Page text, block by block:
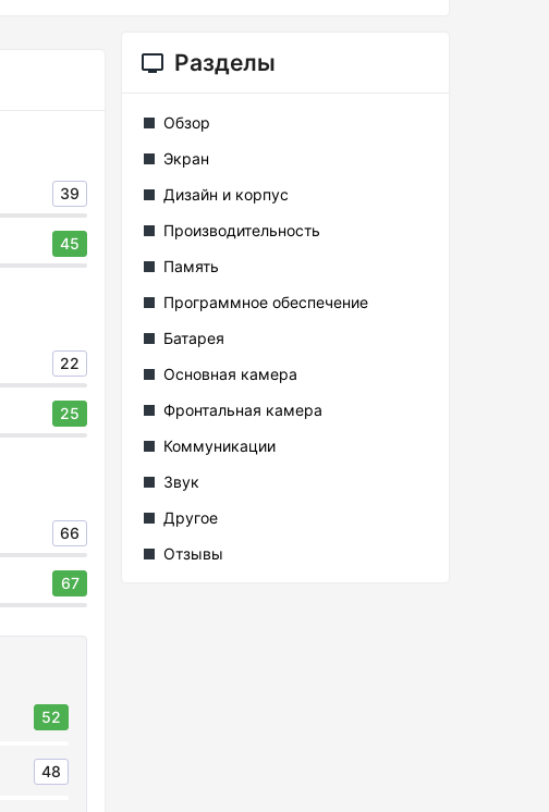
39
45
22
25
66
67
52
48
Разделы
Обзор
Экран
Дизайн и корпус
Производительность
Память
Программное обеспечение
Батарея
Основная камера
Фронтальная камера
Коммуникации
Звук
Другое
Отзывы